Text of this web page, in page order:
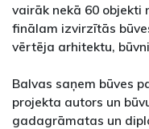
vairāk nekā 60 objekti
finālam izvirzītās
vērtēja arhitektu,
Balvas saņem būves
projekta autors un
gadagrāmatas un